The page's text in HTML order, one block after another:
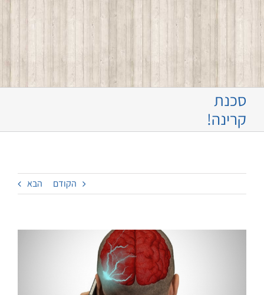
סכנת
קרינה!
הקודם הבא